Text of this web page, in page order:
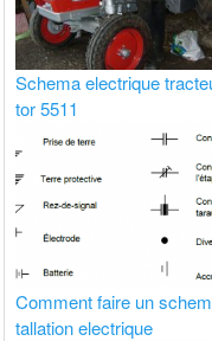
Schema electrique
tor 5511
Comment faire un
tallation electrique